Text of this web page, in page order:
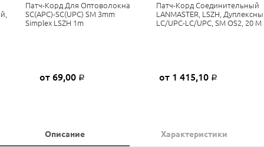
Патч-Корд Для Оптоволокна
SC(APC)-SC(UPC) SM 3mm
Simplex LSZH 1m
от 69,00 Р
Патч-Корд Соединительный
LANMASTER, LSZH,
LC/UPC-LC/UPC, SM OS2, 20 М
от 1 415,10 Р
Описание Характеристики